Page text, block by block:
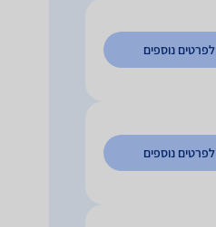
לפרטים נוספים
לפרטים נוספים